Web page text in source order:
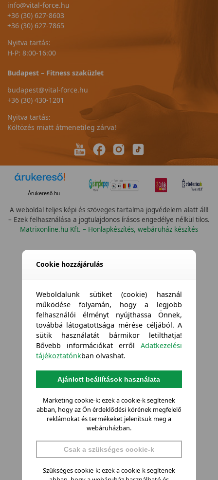
info@vital-force.hu
+36 (30) 627-8603
+36 (30) 627-7865
Nyitva tartás:
H-P: 8:00-16:00
Budapest – Fitness szaküzlet
budapest@vital-force.hu
+36 (30) 430-1201
Nyitva tartás:
Költözés miatt átmenetileg zárva!
Árukereső.hu
A weboldal teljes képi és szöveges tartalma jogvédelem alatt áll!
– Ezek felhasználása a jogtulajdonos írásos engedélye nélkül tilos.
Matrixonline.hu Kft. – Honlapkészítés, webáruház készítés
Cookie hozzájárulás
Weboldalunk sütiket (cookie) használ
működése folyamán, hogy a legjobb
felhasználói élményt nyújthassa Önnek,
továbbá látogatottsága mérése céljából. A
sütik használatát bármikor letilthatja!
Bővebb információkat errőlAdatkezelési
tájékoztatónkban olvashat.
Ajánlott beállítások használata
Marketing cookie-k: ezek a cookie-k segítenek
abban, hogy az Ön érdeklődési körének megfelelő
reklámokat és termékeket jelenítsük meg a
webáruházban.
Csak a szükséges cookie-k
Szükséges cookie-k: ezek a cookie-k segítenek